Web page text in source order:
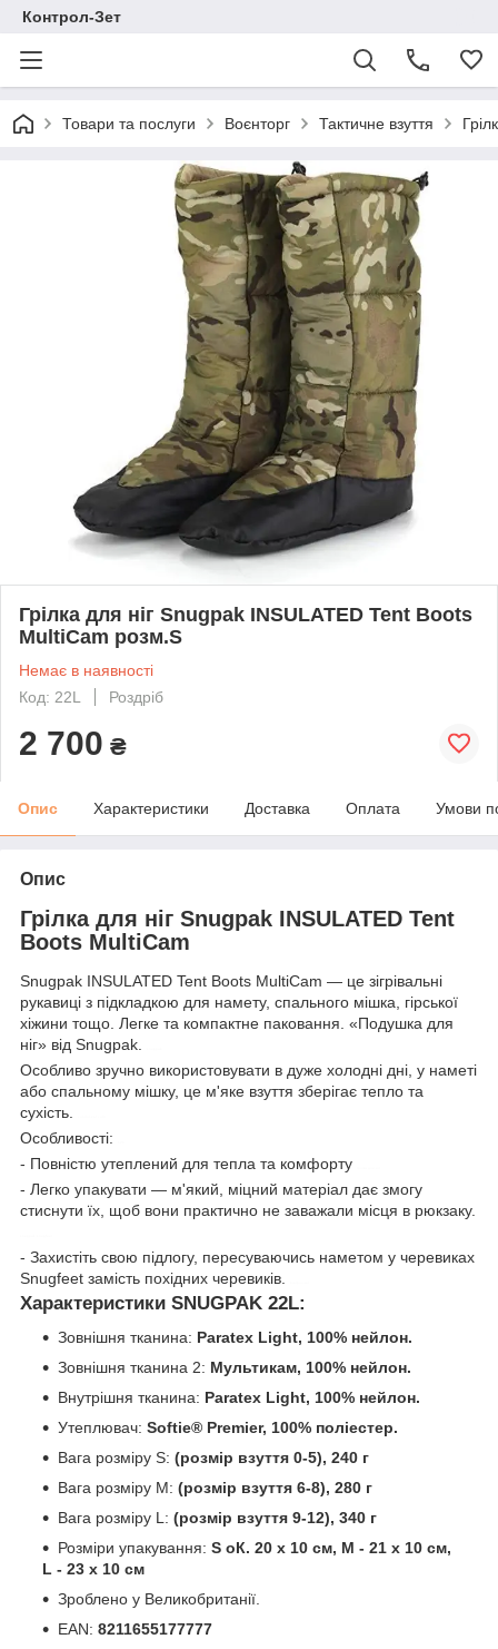
Контрол-Зет
Товари та послуги Воєнторг Тактичне взуття
Грілка для ніг Snugpak INSULATED Tent Boots
MultiCam розм.S
Немає в наявності
Код: 22L
Роздріб
2 700 ₴
Опис Характеристики Доставка Оплата Умови
Опис
Грілка для ніг Snugpak INSULATED Tent
Boots MultiCam
Snugpak INSULATED Tent Boots MultiCam — це зігрівальні
рукавиці з підкладкою для намету, спального мішка, гірської
хіжини тощо. Легке та компактне паковання. «Подушка для
ніг» від Snugpak.
Особливо зручно використовувати в дуже холодні дні, у наметі
або спальному мішку, це м'яке взуття зберігає тепло та
сухість.
Особливості:
- Повністю утеплений для тепла та комфорту
- Легко упакувати — м'який, міцний матеріал дає змогу
стиснути їх, щоб вони практично не заважали місця в рюкзаку.
- Захистіть свою підлогу, пересуваючись наметом у черевиках
Snugfeet замість похідних черевиків.
Характеристики SNUGPAK 22L:
Зовнішня тканина: Paratex Light, 100% нейлон.
Зовнішня тканина 2: Мультикам, 100% нейлон.
Внутрішня тканина: Paratex Light, 100% нейлон.
Утеплювач: Softie® Premier, 100% поліестер.
Вага розміру S: (розмір взуття 0-5), 240 г
Вага розміру М: (розмір взуття 6-8), 280 г
Вага розміру L: (розмір взуття 9-12), 340 г
Розміри упакування: S оК. 20 х 10 см, M - 21 х 10 см,
L - 23 х 10 см
Зроблено у Великобританії.
EAN: 8211655177777